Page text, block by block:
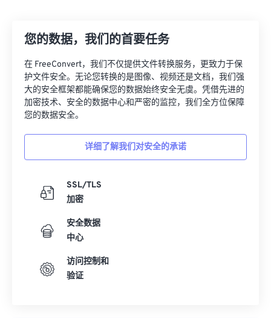
您的数据，我们的首要任务
在 FreeConvert，我们不仅提供文件转换服务，更致力于保
护文件安全。无论您转换的是图像、视频还是文档，我们强
大的安全框架都能确保您的数据始终安全无虞。凭借先进的
加密技术、安全的数据中心和严密的监控，我们全方位保障
您的数据安全。
详细了解我们对安全的承诺
SSL/TLS
加密
安全数据
中心
访问控制和
验证